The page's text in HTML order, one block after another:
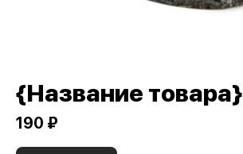
{Название товара}
190 ₽